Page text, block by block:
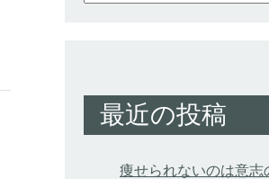
最近の投稿
痩せられないのは意志